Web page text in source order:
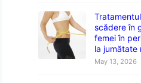
scădere în
femei în
la jumătate
May 13, 2026